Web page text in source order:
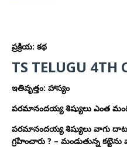
ప్రక్రియ: కథ
TS TELUGU 4TH
ఇతివృత్తం: హాస్యం
పరమానందయ్య శిష్యులు ఎంత
పరమానందయ్య శిష్యులు వాగు
గ్రహించారు ? – మండుతున్న